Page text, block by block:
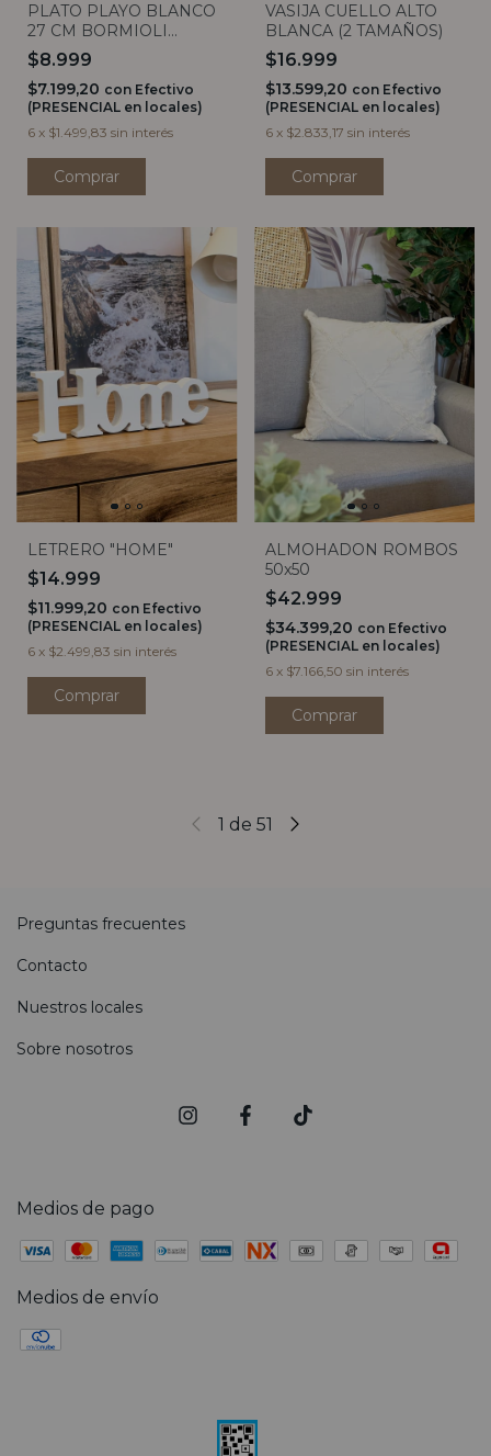
PLATO PLAYO BLANCO
27 CM BORMIOLI
ROCCO
$8.999
$7.199,20 con Efectivo
(PRESENCIAL en locales)
6 x $1.499,83 sin interés
VASIJA CUELLO ALTO
BLANCA (2 TAMAÑOS)
$16.999
$13.599,20 con Efectivo
(PRESENCIAL en locales)
6 x $2.833,17 sin interés
Comprar
LETRERO "HOME"
$14.999
$11.999,20 con Efectivo
(PRESENCIAL en locales)
6 x $2.499,83 sin interés
Comprar
ALMOHADON ROMBOS
50x50
$42.999
$34.399,20 con Efectivo
(PRESENCIAL en locales)
6 x $7.166,50 sin interés
Comprar
1 de 51
Preguntas frecuentes
Contacto
Nuestros locales
Sobre nosotros
Medios de pago
Medios de envío